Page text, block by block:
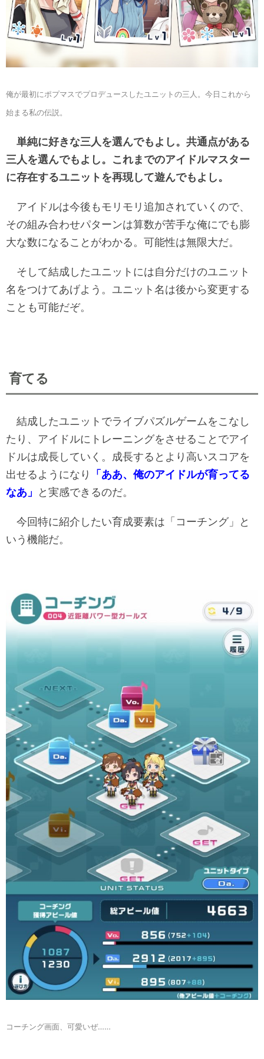
俺が最初にポプマスでプロデュースしたユニットの三人。今日これから
始まる私の伝説。
単純に好きな三人を選んでもよし。共通点がある
三人を選んでもよし。これまでのアイドルマスター
に存在するユニットを再現して遊んでもよし。
アイドルは今後もモリモリ追加されていくので、
その組み合わせパターンは算数が苦手な俺にでも膨
大な数になることがわかる。可能性は無限大だ。
そして結成したユニットには自分だけのユニット
名をつけてあげよう。ユニット名は後から変更する
ことも可能だぞ。
育てる
結成したユニットでライブパズルゲームをこなし
たり、アイドルにトレーニングをさせることでアイ
ドルは成長していく。成長するとより高いスコアを
出せるようになり
「ああ、俺のアイドルが育ってる
なあ」
と実感できるのだ。
今回特に紹介したい育成要素は「コーチング」と
いう機能だ。
コーチング画面、可愛いぜ……